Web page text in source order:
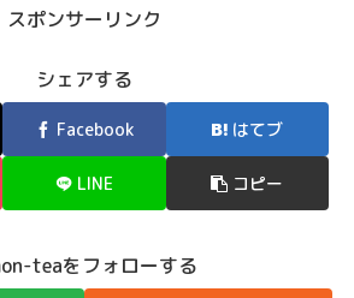
スポンサーリンク
シェアする
Facebook はてブ
LINE コピー
teaをフォローする